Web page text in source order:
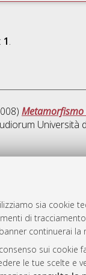
sia cookie
di
continuerai la
sui cookie
le tue scelte e
1.
Metamorfismo